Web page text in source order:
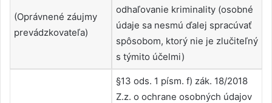
(Oprávnené záujmy
prevádzkovateľa)
odhaľovanie kriminality (osobné
údaje sa nesmú ďalej spracúvať
spôsobom, ktorý nie je zlučiteľný
s týmito účelmi)
§13 ods. 1 písm. f) zák. 18/2018
Z.z. o ochrane osobných údajov